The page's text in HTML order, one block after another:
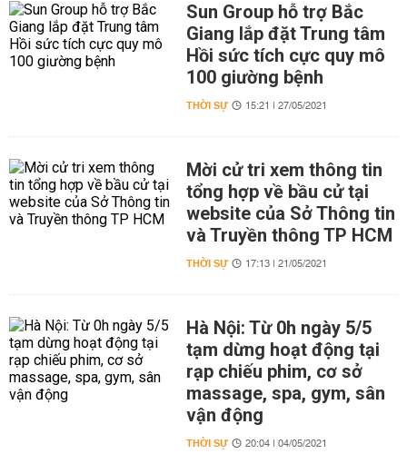
Sun Group hỗ trợ Bắc
Giang lắp đặt Trung tâm
Hồi sức tích cực quy mô
100 giường bệnh
THỜI SỰ 15:21 | 27/05/2021
Mời cử tri xem thông tin
tổng hợp về bầu cử tại
website của Sở Thông tin
và Truyền thông TP HCM
THỜI SỰ 17:13 | 21/05/2021
Hà Nội: Từ 0h ngày 5/5
tạm dừng hoạt động tại
rạp chiếu phim, cơ sở
massage, spa, gym, sân
vận động
THỜI SỰ 20:04 | 04/05/2021